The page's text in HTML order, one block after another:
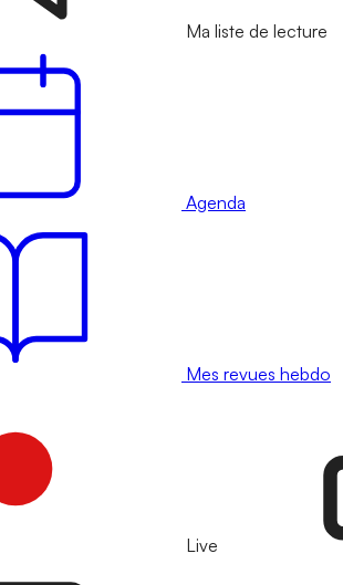
Ma liste de lecture
Agenda
Mes revues hebdo
Live